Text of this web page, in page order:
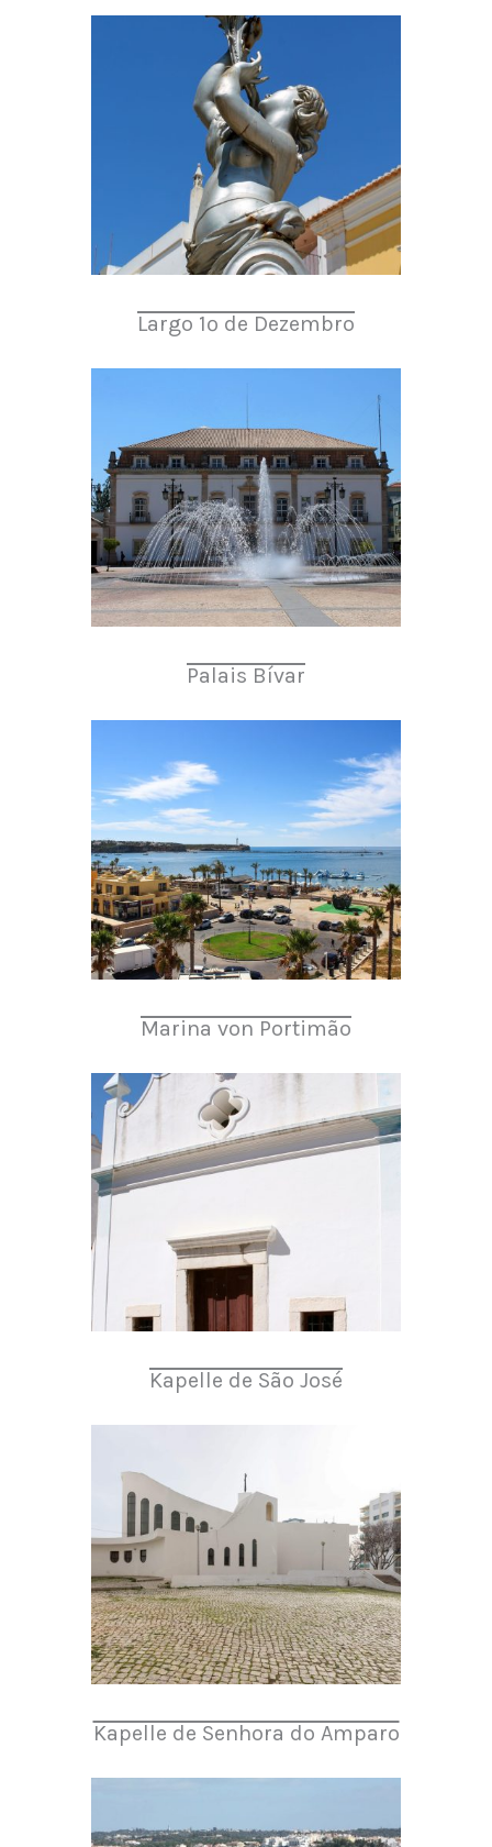
Largo 1º de Dezembro
Palais Bívar
Marina von Portimão
Kapelle de São José
Kapelle de Senhora do Amparo